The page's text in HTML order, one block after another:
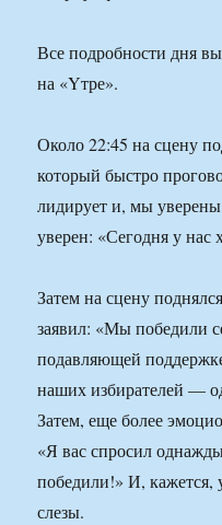
Все подробности дня
на «Yтре».
Около 22:45 на сцену
который быстро
лидирует и, мы
уверен: «Сегодня у нас
Затем на сцену
заявил: «Мы победили
подавляющей
наших избирателей —
Затем, еще более
«Я вас спросил
победили!» И, кажется,
слезы.